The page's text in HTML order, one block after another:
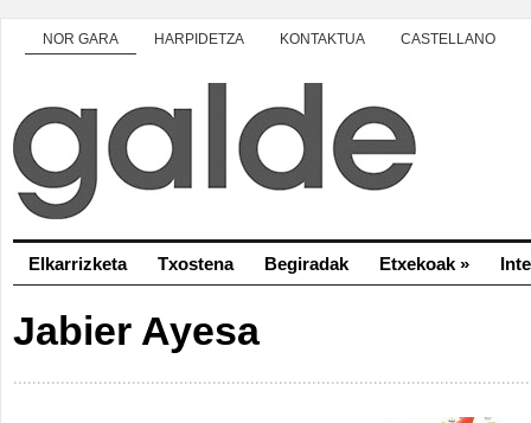
NOR GARA HARPIDETZA KONTAKTUA CASTELLANO
Elkarrizketa Txostena Begiradak Etxekoak »
Jabier Ayesa